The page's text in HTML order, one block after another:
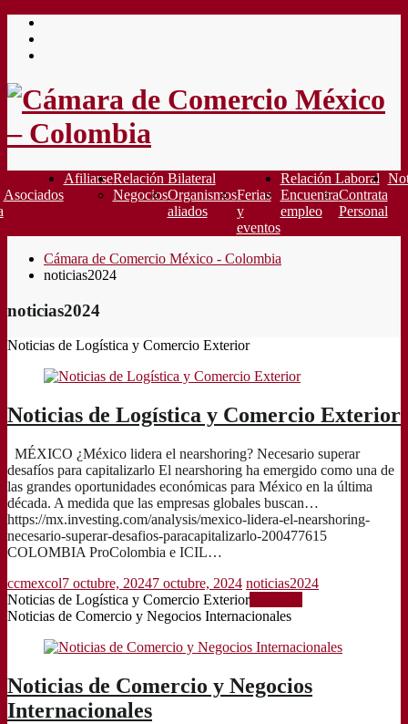
Saltar
contenido
Asociados
AfiliarseRelación Bilateral
NegociosOrganismos
aliados
Ferias
y
eventos
Relación Laboral
Encuentra
empleo
Contrata
Personal
Cámara de Comercio México - Colombia
noticias2024
noticias2024
Noticias de Logística y Comercio Exterior
Noticias de Logística y Comercio Exterior
MÉXICO ¿México lidera el nearshoring? Necesario superar
desafíos para capitalizarlo El nearshoring ha emergido como una de
las grandes oportunidades económicas para México en la última
década. A medida que las empresas globales buscan…
https://mx.investing.com/analysis/mexico-lidera-el-nearshoring-
necesario-superar-desafios-paracapitalizarlo-200477615
COLOMBIA ProColombia e ICIL…
ccmexcol7 octubre, 20247 octubre, 2024 noticias2024
Noticias de Logística y Comercio Exterior
Noticias de Comercio y Negocios Internacionales
Noticias de Comercio y Negocios
Internacionales